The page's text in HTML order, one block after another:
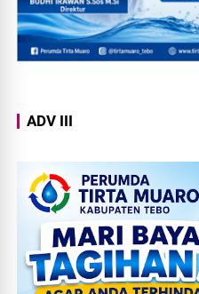
ADV III